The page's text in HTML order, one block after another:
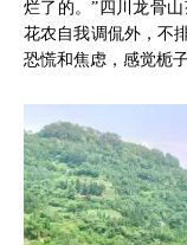
烂了的。”四川龙骨
花农自我调侃外，不
恐慌和焦虑，感觉栀